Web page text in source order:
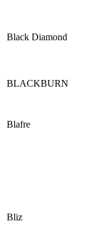
Black Diamond
BLACKBURN
Blafre
Bliz